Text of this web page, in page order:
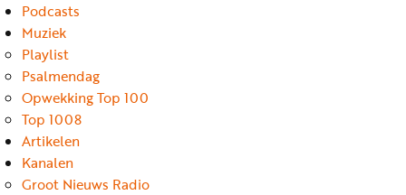
Podcasts
Muziek
Playlist
Psalmendag
Opwekking Top 100
Top 1008
Artikelen
Kanalen
Groot Nieuws Radio
Artikelen
Kanalen
Steun
onze
missie
Info